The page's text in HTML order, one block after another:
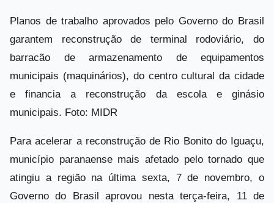
Planos de trabalho aprovados pelo Governo do Brasil
garantem reconstrução de terminal rodoviário, do
barracão de armazenamento de equipamentos
municipais (maquinários), do centro cultural da cidade
e financia a reconstrução da escola e ginásio
municipais. Foto: MIDR
Para acelerar a reconstrução de Rio Bonito do Iguaçu,
município paranaense mais afetado pelo tornado que
atingiu a região na última sexta, 7 de novembro, o
Governo do Brasil aprovou nesta terça-feira, 11 de